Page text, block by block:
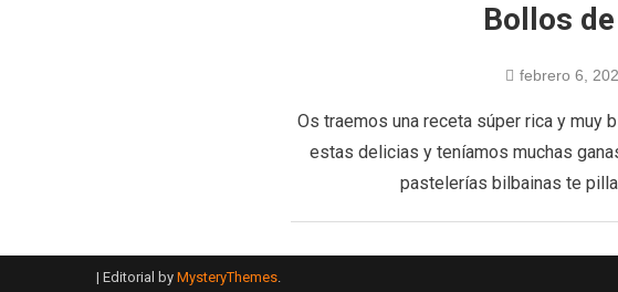
Bollos
febrero 6,
Os traemos una receta súper rica y muy
estas delicias y teníamos muchas
pastelerías bilbainas te
| Editorial by MysteryThemes.